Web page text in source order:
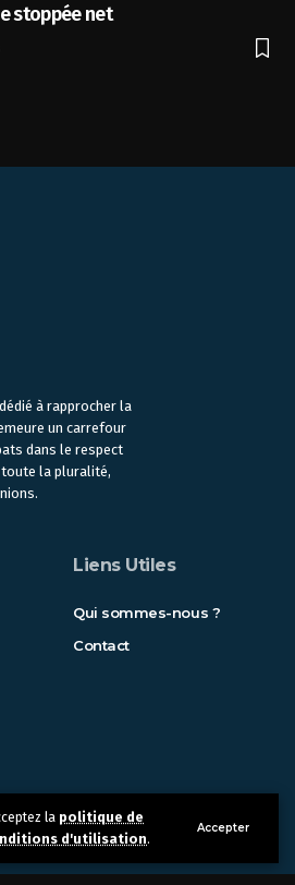
la politique de
d'utilisation.
Accepter
stoppée net
à rapprocher la
un carrefour
dans le respect
la pluralité,
Liens Utiles
Qui sommes-nous ?
Contact